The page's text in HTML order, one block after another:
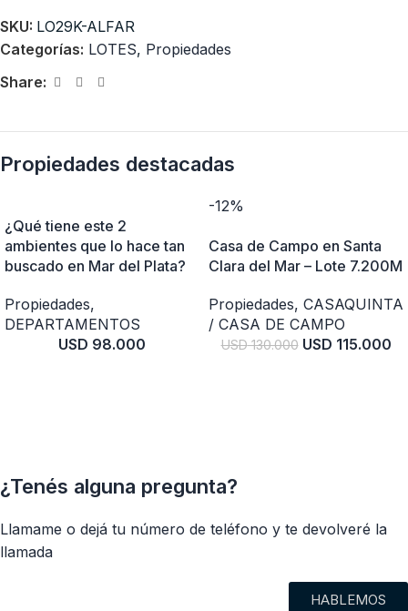
SKU: LO29K-ALFAR
Categorías: LOTES, Propiedades
Share:
Propiedades destacadas
¿Qué tiene este 2
ambientes que lo hace tan
buscado en Mar del Plata?
Propiedades,
DEPARTAMENTOS
USD 98.000
-12%
Casa de Campo en Santa
Clara del Mar – Lote 7.200M
Propiedades, CASAQUINTA
/ CASA DE CAMPO
USD130.000 USD 115.000
¿Tenés alguna pregunta?
Llamame o dejá tu número de teléfono y te devolveré la
llamada
HABLEMOS